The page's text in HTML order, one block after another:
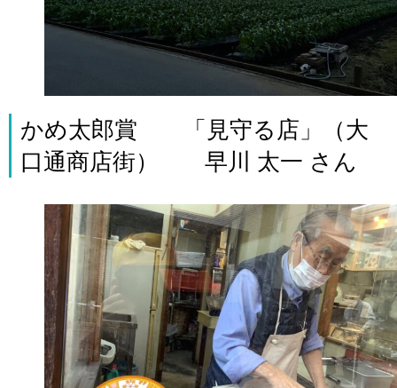
かめ太郎賞 「見守る店」（大
口通商店街） 早川 太一 さん